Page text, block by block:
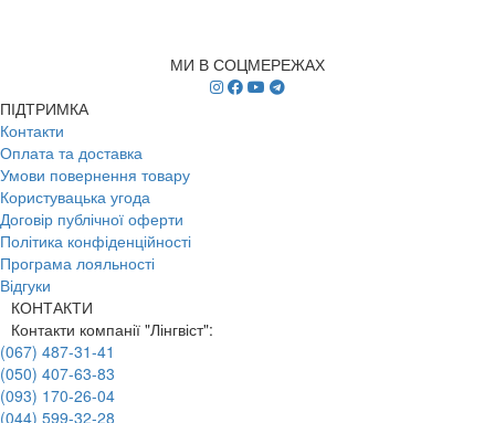
МИ В СОЦМЕРЕЖАХ
ПІДТРИМКА
Контакти
Оплата та доставка
Умови повернення товару
Користувацька угода
Договір публічної оферти
Політика конфіденційності
Програма лояльності
Відгуки
КОНТАКТИ
Контакти компанії "Лінгвіст":
(067) 487-31-41
(050) 407-63-83
(093) 170-26-04
(044) 599-32-28